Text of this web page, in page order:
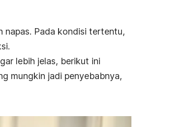
napas. Pada kondisi tertentu,
lebih jelas, berikut ini
mungkin jadi penyebabnya,